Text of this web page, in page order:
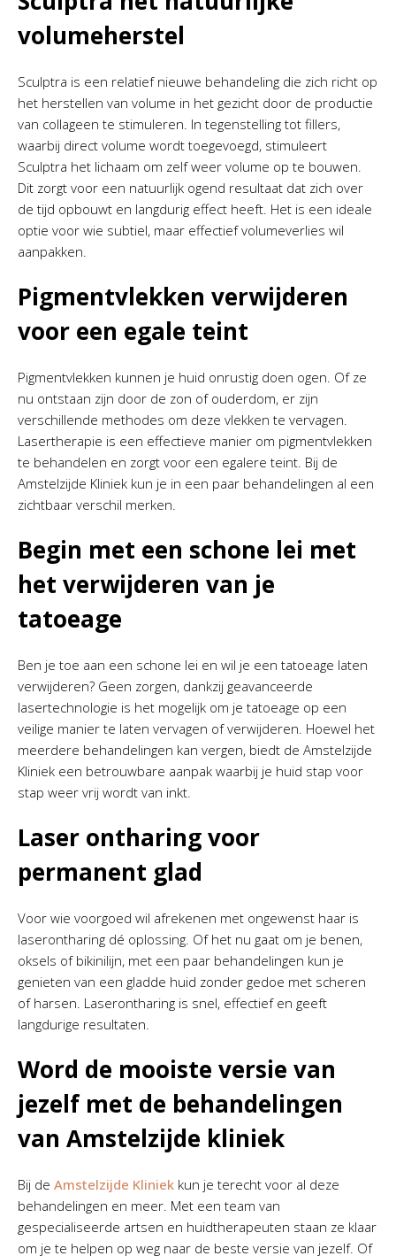
volumeherstel
Sculptra is een relatief nieuwe behandeling die zich richt op
het herstellen van volume in het gezicht door de productie
van collageen te stimuleren. In tegenstelling tot fillers,
waarbij direct volume wordt toegevoegd, stimuleert
Sculptra het lichaam om zelf weer volume op te bouwen.
Dit zorgt voor een natuurlijk ogend resultaat dat zich over
de tijd opbouwt en langdurig effect heeft. Het is een ideale
optie voor wie subtiel, maar effectief volumeverlies wil
aanpakken.
Pigmentvlekken verwijderen
voor een egale teint
Pigmentvlekken kunnen je huid onrustig doen ogen. Of ze
nu ontstaan zijn door de zon of ouderdom, er zijn
verschillende methodes om deze vlekken te vervagen.
Lasertherapie is een effectieve manier om pigmentvlekken
te behandelen en zorgt voor een egalere teint. Bij de
Amstelzijde Kliniek kun je in een paar behandelingen al een
zichtbaar verschil merken.
Begin met een schone lei met
het verwijderen van je
tatoeage
Ben je toe aan een schone lei en wil je een tatoeage laten
verwijderen? Geen zorgen, dankzij geavanceerde
lasertechnologie is het mogelijk om je tatoeage op een
veilige manier te laten vervagen of verwijderen. Hoewel het
meerdere behandelingen kan vergen, biedt de Amstelzijde
Kliniek een betrouwbare aanpak waarbij je huid stap voor
stap weer vrij wordt van inkt.
Laser ontharing voor
permanent glad
Voor wie voorgoed wil afrekenen met ongewenst haar is
laserontharing dé oplossing. Of het nu gaat om je benen,
oksels of bikinilijn, met een paar behandelingen kun je
genieten van een gladde huid zonder gedoe met scheren
of harsen. Laserontharing is snel, effectief en geeft
langdurige resultaten.
Word de mooiste versie van
jezelf met de behandelingen
van Amstelzijde kliniek
Bij de Amstelzijde Kliniek kun je terecht voor al deze
behandelingen en meer. Met een team van
gespecialiseerde artsen en huidtherapeuten staan ze klaar
om je te helpen op weg naar de beste versie van jezelf. Of